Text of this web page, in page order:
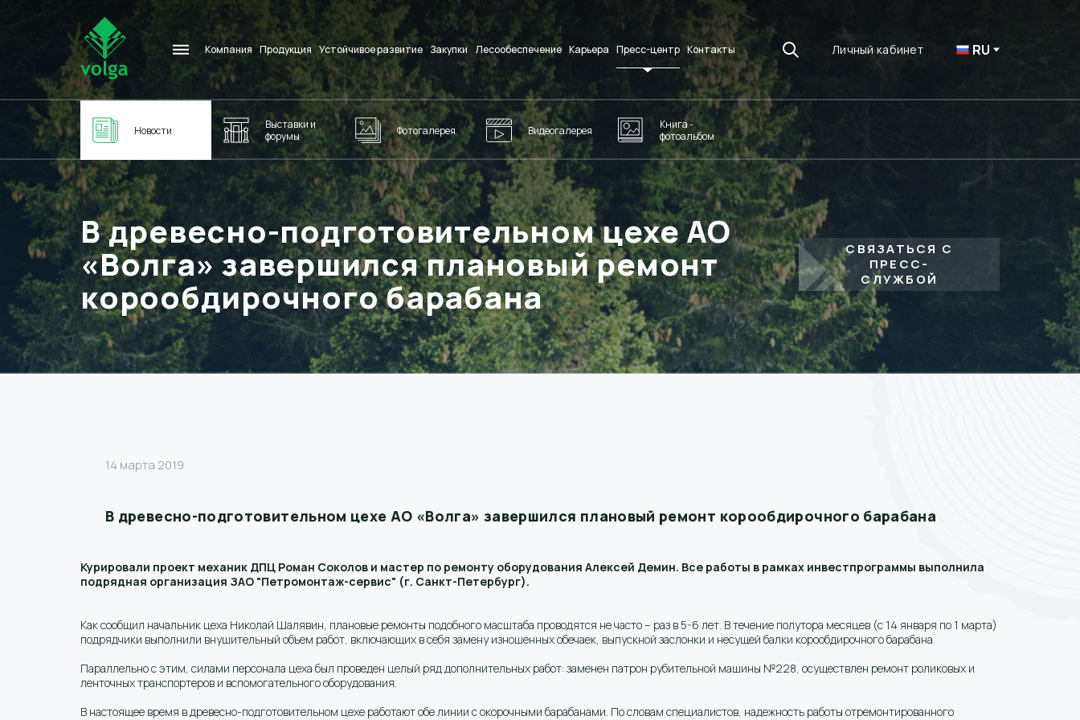
Компания Продукция Устойчивое развитие Закупки Лесообеспечение Карьера Пресс-центр Контакты Личный кабинет RU
Новости
Выставки и
форумы
Фотогалерея Видеогалерея
Книга -
фотоальбом
В древесно-подготовительном цехе АО
«Волга» завершился плановый ремонт
корообдирочного барабана
СВЯЗАТЬСЯ С
ПРЕСС-
СЛУЖБОЙ
14 марта 2019
В древесно-подготовительном цехе АО «Волга» завершился плановый ремонт корообдирочного барабана
Курировали проект механик ДПЦ Роман Соколов и мастер по ремонту оборудования Алексей Демин. Все работы в рамках инвестпрограммы выполнила
подрядная организация ЗАО "Петромонтаж-сервис" (г. Санкт-Петербург).
Как сообщил начальник цеха Николай Шалявин, плановые ремонты подобного масштаба проводятся не часто – раз в 5-6 лет. В течение полутора месяцев (с 14 января по 1 марта)
подрядчики выполнили внушительный объем работ, включающих в себя замену изношенных обечаек, выпускной заслонки и несущей балки корообдирочного барабана.
Параллельно с этим, силами персонала цеха был проведен целый ряд дополнительных работ: заменен патрон рубительной машины №228, осуществлен ремонт роликовых и
ленточных транспортеров и вспомогательного оборудования.
В настоящее время в древесно-подготовительном цехе работают обе линии с окорочными барабанами. По словам специалистов, надежность работы отремонтированного